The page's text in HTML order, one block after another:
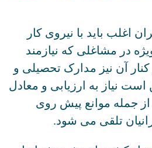
اغلب باید با نیروی کار
در مشاغلی که نیازمند
آن نیز مدارک تحصیلی و
نیاز به ارزیابی و معادل‌
جمله موانع پیش روی
تلقی می شود.